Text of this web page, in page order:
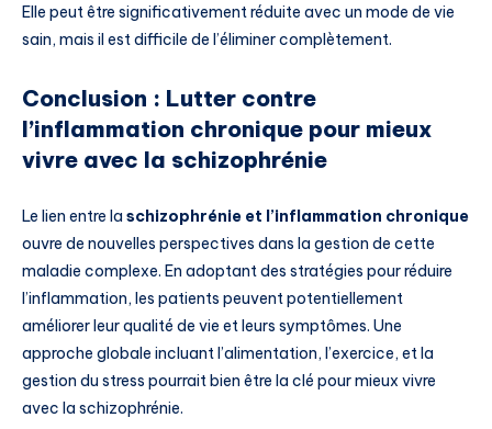
Elle peut être significativement réduite avec un mode de vie
sain, mais il est difficile de l’éliminer complètement.
Conclusion : Lutter contre
l’inflammation chronique pour mieux
vivre avec la schizophrénie
Le lien entre la schizophrénie et l’inflammation chronique
ouvre de nouvelles perspectives dans la gestion de cette
maladie complexe. En adoptant des stratégies pour réduire
l’inflammation, les patients peuvent potentiellement
améliorer leur qualité de vie et leurs symptômes. Une
approche globale incluant l’alimentation, l’exercice, et la
gestion du stress pourrait bien être la clé pour mieux vivre
avec la schizophrénie.